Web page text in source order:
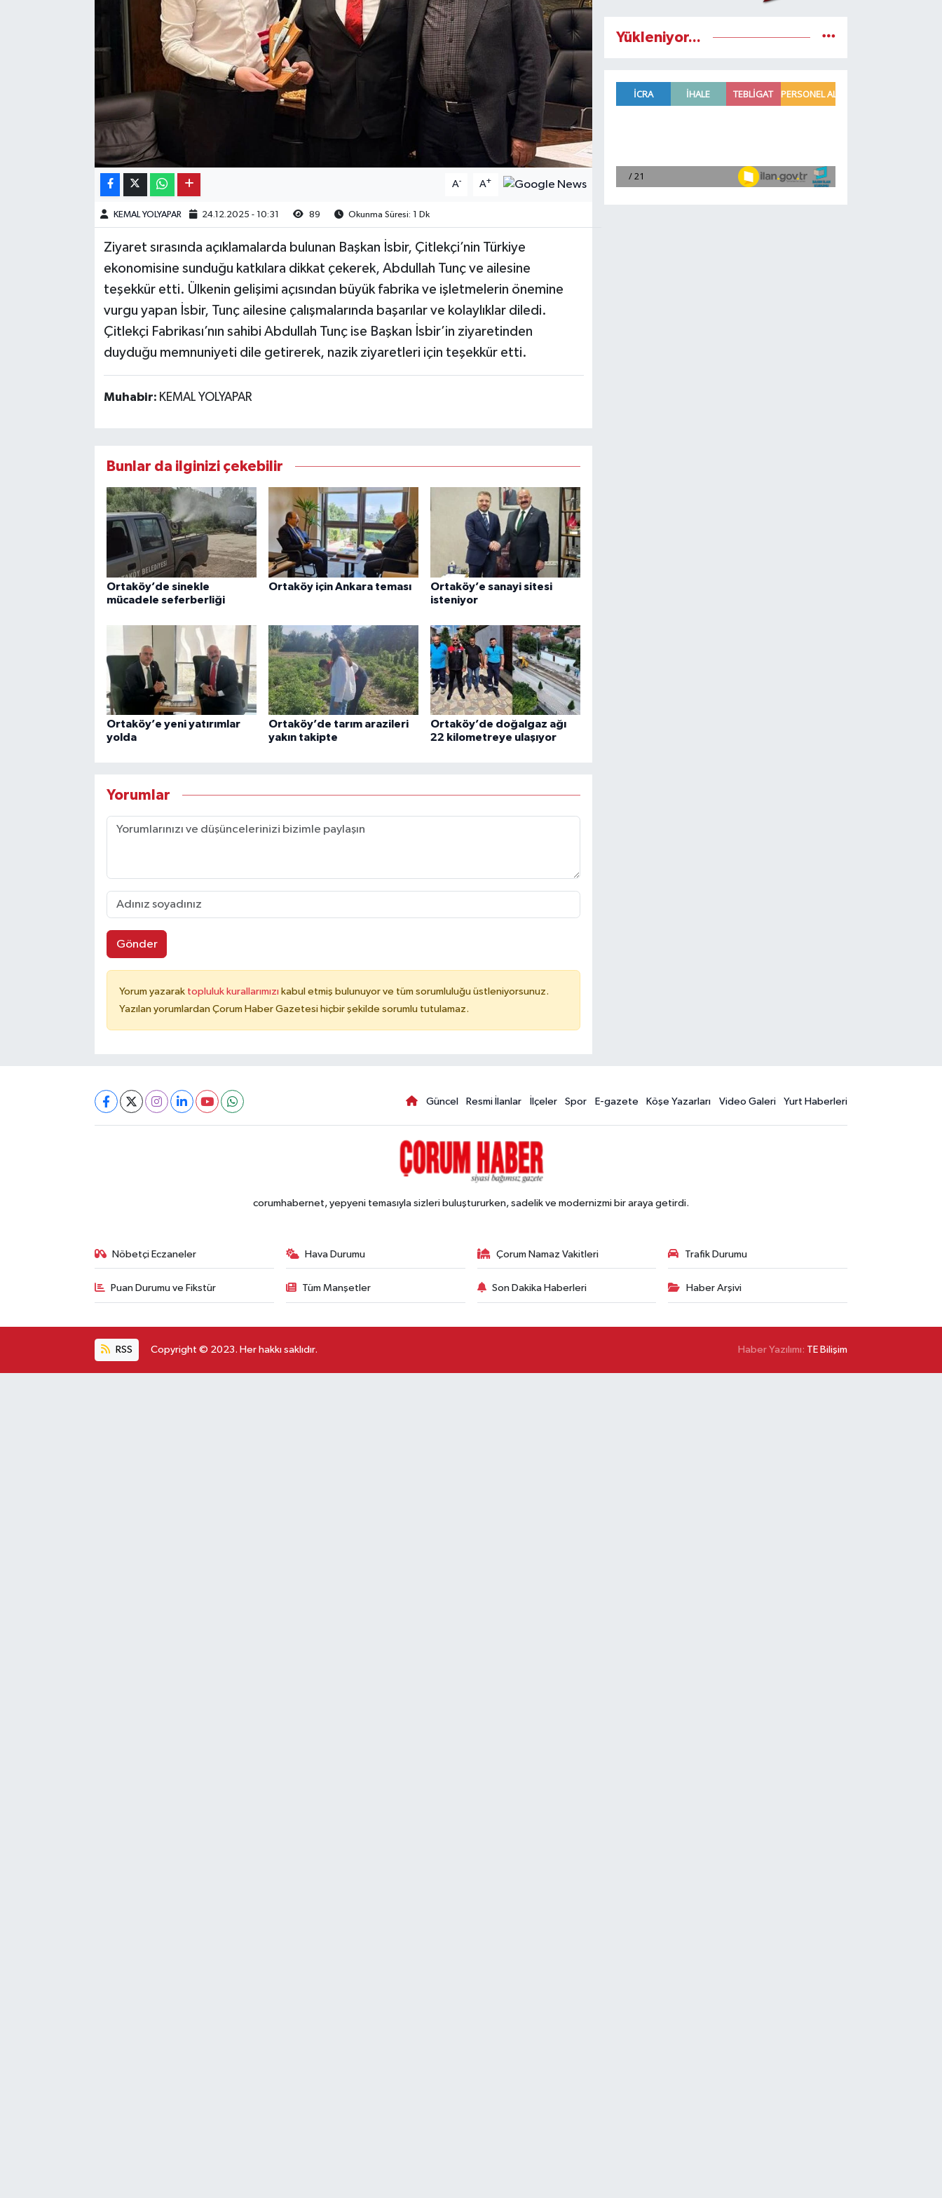
A- A+
KEMAL YOLYAPAR 24.12.2025 - 10:31 89 Okunma Süresi: 1 Dk
Ziyaret sırasında açıklamalarda bulunan Başkan İsbir, Çitlekçi’nin Türkiye
ekonomisine sunduğu katkılara dikkat çekerek, Abdullah Tunç ve ailesine
teşekkür etti. Ülkenin gelişimi açısından büyük fabrika ve işletmelerin önemine
vurgu yapan İsbir, Tunç ailesine çalışmalarında başarılar ve kolaylıklar diledi.
Çitlekçi Fabrikası’nın sahibi Abdullah Tunç ise Başkan İsbir’in ziyaretinden
duyduğu memnuniyeti dile getirerek, nazik ziyaretleri için teşekkür etti.
Muhabir: KEMAL YOLYAPAR
Bunlar da ilginizi çekebilir
Ortaköy’de sinekle
mücadele seferberliği
Ortaköy için Ankara teması
Ortaköy’e sanayi sitesi
isteniyor
Ortaköy’e yeni yatırımlar
yolda
Ortaköy’de tarım arazileri
yakın takipte
Ortaköy’de doğalgaz ağı
22 kilometreye ulaşıyor
Yorumlar
Gönder
Yorum yazarak topluluk kurallarımızı kabul etmiş bulunuyor ve tüm sorumluluğu üstleniyorsunuz.
Yazılan yorumlardan Çorum Haber Gazetesi hiçbir şekilde sorumlu tutulamaz.
Yükleniyor...
Güncel Resmi İlanlar İlçeler Spor E-gazete Köşe Yazarları Video Galeri Yurt Haberleri
corumhabernet, yepyeni temasıyla sizleri buluştururken, sadelik ve modernizmi bir araya getirdi.
Nöbetçi Eczaneler Hava Durumu Çorum Namaz Vakitleri Trafik Durumu
Puan Durumu ve Fikstür Tüm Manşetler Son Dakika Haberleri Haber Arşivi
RSS Copyright © 2023. Her hakkı saklıdır. Haber Yazılımı: TE Bilişim